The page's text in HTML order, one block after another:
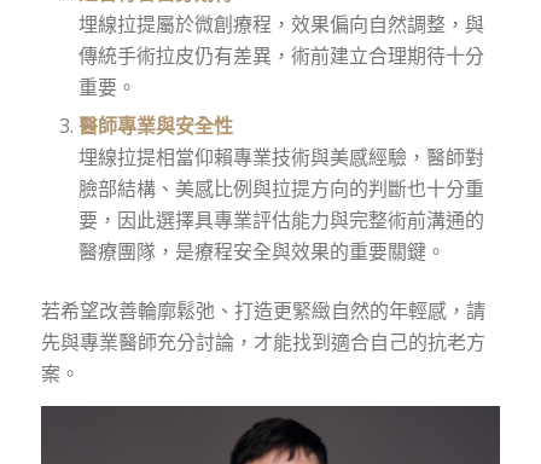
埋線拉提屬於微創療程，效果偏向自然調整，與
傳統手術拉皮仍有差異，術前建立合理期待十分
重要。
醫師專業與安全性
埋線拉提相當仰賴專業技術與美感經驗，醫師對
臉部結構、美感比例與拉提方向的判斷也十分重
要，因此選擇具專業評估能力與完整術前溝通的
醫療團隊，是療程安全與效果的重要關鍵。
若希望改善輪廓鬆弛、打造更緊緻自然的年輕感，請
先與專業醫師充分討論，才能找到適合自己的抗老方
案。